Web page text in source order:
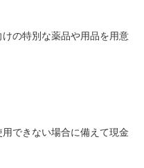
の特別な薬品や用品を用意
できない場合に備えて現金